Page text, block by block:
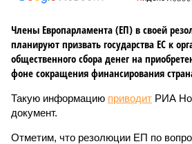
Члены Европарламента (ЕП) в своей
планируют призвать государства ЕС к
общественного сбора денег на
фоне сокращения финансирования
Такую информацию приводит РИА
документ.
Отметим, что резолюции ЕП по